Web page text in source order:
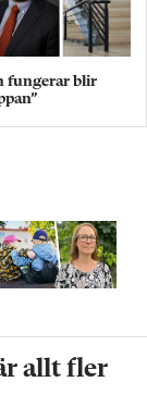
fungerar blir
allt fler